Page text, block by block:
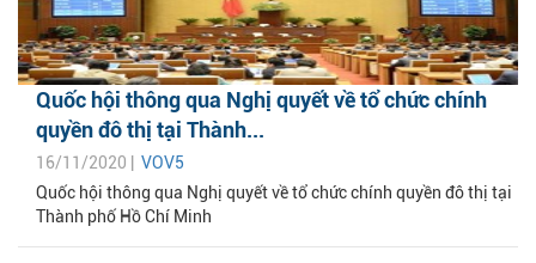
Quốc hội thông qua Nghị quyết về tổ chức chính
quyền đô thị tại Thành...
16/11/2020 | VOV5
Quốc hội thông qua Nghị quyết về tổ chức chính quyền đô thị tại
Thành phố Hồ Chí Minh